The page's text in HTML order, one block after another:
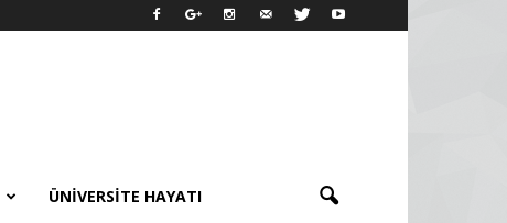
ÜNIVERSITE HAYATI